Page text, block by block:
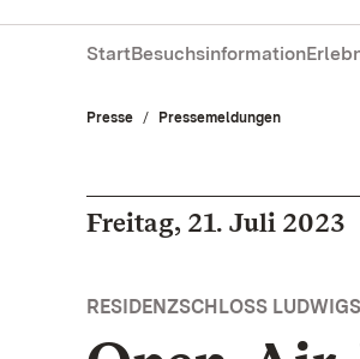
StartBesuchsinformation
Presse Pressemeldungen
Freitag, 21. Juli 2023
RESIDENZSCHLOSS